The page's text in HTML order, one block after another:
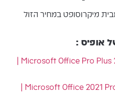
מיקרוסופט במחיר הזול
אופיס :